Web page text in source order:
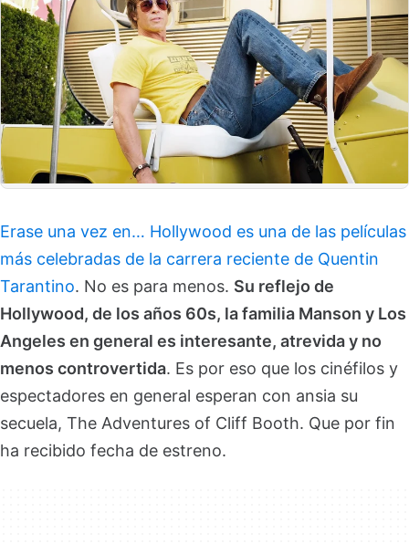
Erase una vez en… Hollywood es una de las películas
más celebradas de la carrera reciente de Quentin
Tarantino. No es para menos. Su reflejo de
Hollywood, de los años 60s, la familia Manson y Los
Angeles en general es interesante, atrevida y no
menos controvertida. Es por eso que los cinéfilos y
espectadores en general esperan con ansia su
secuela, The Adventures of Cliff Booth. Que por fin
ha recibido fecha de estreno.